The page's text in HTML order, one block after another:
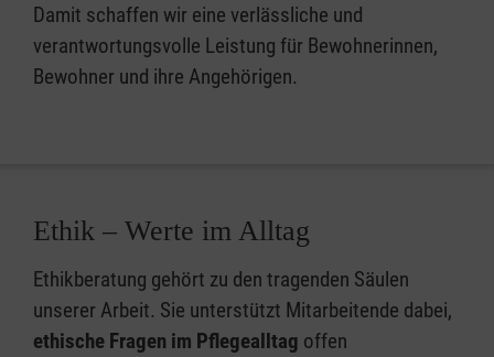
Damit schaffen wir eine verlässliche und
verantwortungsvolle Leistung für Bewohnerinnen,
Bewohner und ihre Angehörigen.
Ethik – Werte im Alltag
Ethikberatung gehört zu den tragenden Säulen
unserer Arbeit. Sie unterstützt Mitarbeitende dabei,
ethische Fragen im Pflegealltag offen